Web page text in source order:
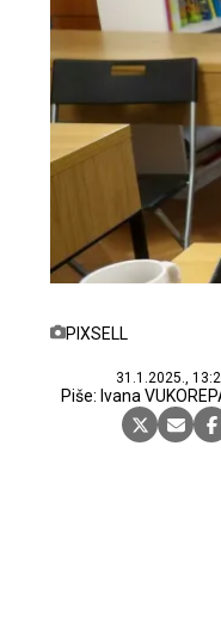
PIXSELL
31.1.2025.,
Piše: Ivana